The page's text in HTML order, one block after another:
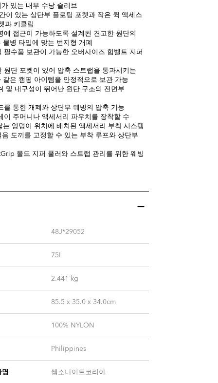
있는 내부 수낭 슬리브
이 있는 상단부 플로팅 포켓과 작은 퀵 액세스
과 키클립
에 접근이 가능하도록 설계된 견고한 원단의
병 타입에 맞는 번지형 개폐
필수품 보관이 가능한 오버사이즈 힙벨트 지퍼
원단 포켓이 있어 압축 스트랩을 통과시키는
은 캠핑 아이템을 안정적으로 보관 가능
및 내구성이 뛰어난 원단 구조의 전면부
를 통한 개폐와 상단부 웨빙의 압축 기능
이 주머니나 액세서리 파우치를 장착할 수
엉덩이 위치에 배치된 액세서리 부착 시스템
도끼를 고정할 수 있는 부착 루프와 상단부
몰드 지퍼 풀러와 스트랩 관리를 위한 웨빙
48J*29052
75L
2.441 kg
85.5 x 35.0 x 34.0cm
100% NYLON
Philippines
쌤소나이트코리아